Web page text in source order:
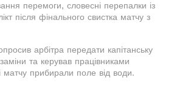
перемоги, словесні перепалки із
після фінального свистка матчу з
арбітра передати капітанську
та керував працівниками
матчу прибирали поле від води.